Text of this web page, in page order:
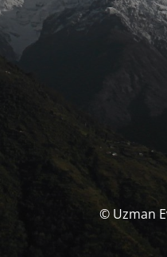
© Uzman